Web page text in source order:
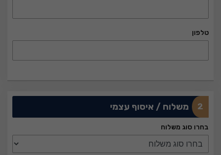
0
₪
טלפון
2 משלוח / איסוף עצמי
בחרו סוג משלוח